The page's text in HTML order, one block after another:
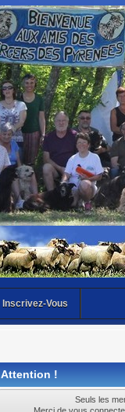
Inscrivez-Vous
Attention !
Seuls les